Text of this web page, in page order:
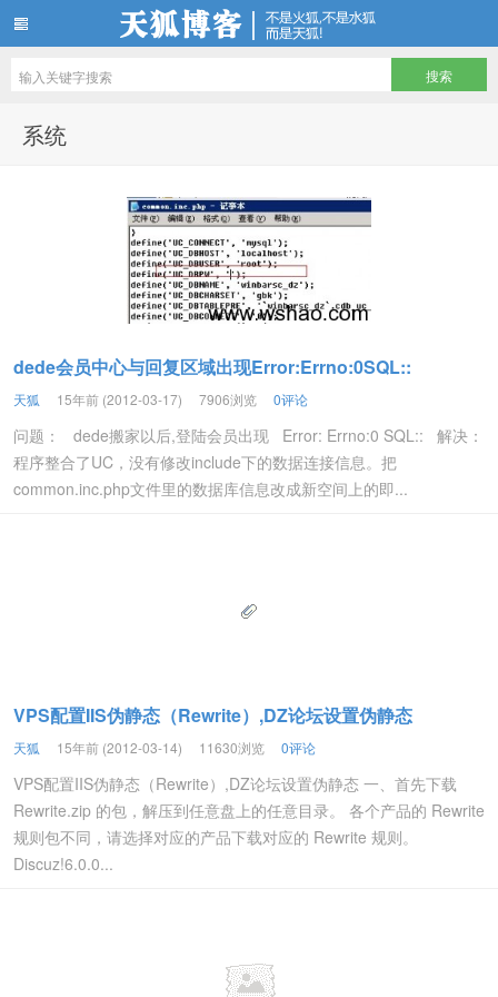
系统
dede会员中心与回复区域出现Error:Errno:0SQL::
天狐 15年前 (2012-03-17) 7906浏览 0评论
问题： dede搬家以后,登陆会员出现 Error: Errno:0 SQL:: 解决：
程序整合了UC，没有修改include下的数据连接信息。把
common.inc.php文件里的数据库信息改成新空间上的即...
VPS配置IIS伪静态（Rewrite）,DZ论坛设置伪静态
天狐 15年前 (2012-03-14) 11630浏览 0评论
VPS配置IIS伪静态（Rewrite）,DZ论坛设置伪静态 一、首先下载
Rewrite.zip 的包，解压到任意盘上的任意目录。 各个产品的 Rewrite
规则包不同，请选择对应的产品下载对应的 Rewrite 规则。
Discuz!6.0.0...